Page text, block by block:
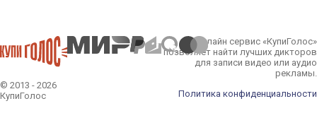
© 2013 - 2026
КупиГолос
Онлайн сервис «КупиГолос»
позволяет найти лучших дикторов
для записи видео или аудио
рекламы.
Политика конфиденциальности